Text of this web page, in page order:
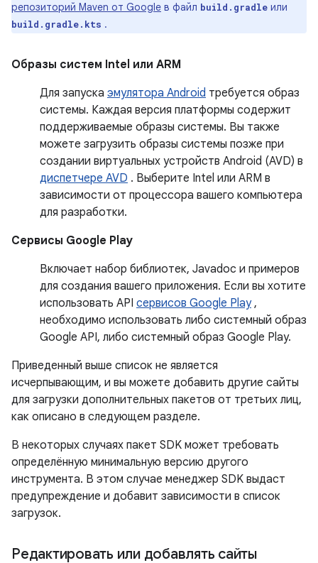
репозиторий Maven от Google в файл build.gradle или
build.gradle.kts .
Образы систем Intel или ARM
Для запуска эмулятора Android требуется образ
системы. Каждая версия платформы содержит
поддерживаемые образы системы. Вы также
можете загрузить образы системы позже при
создании виртуальных устройств Android (AVD) в
диспетчере AVD . Выберите Intel или ARM в
зависимости от процессора вашего компьютера
для разработки.
Сервисы Google Play
Включает набор библиотек, Javadoc и примеров
для создания вашего приложения. Если вы хотите
использовать API сервисов Google Play,
необходимо использовать либо системный образ
Google API, либо системный образ Google Play.
Приведенный выше список не является
исчерпывающим, и вы можете добавить другие сайты
для загрузки дополнительных пакетов от третьих лиц,
как описано в следующем разделе.
В некоторых случаях пакет SDK может требовать
определённую минимальную версию другого
инструмента. В этом случае менеджер SDK выдаст
предупреждение и добавит зависимости в список
загрузок.
Редактировать или добавлять сайты